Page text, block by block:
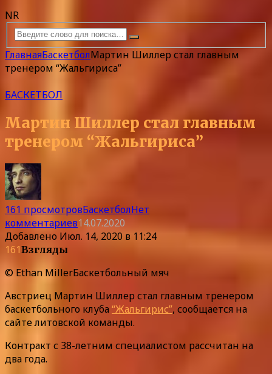
NR
ГлавнаяБаскетболМартин Шиллер стал главным
тренером “Жальгириса”
БАСКЕТБОЛ
Мартин Шиллер стал главным
тренером “Жальгириса”
161 просмотровБаскетболНет
комментариев14.07.2020
Добавлено Июл. 14, 2020 в 11:24
161Взгляды
© Ethan MillerБаскетбольный мяч
Австриец Мартин Шиллер стал главным тренером
баскетбольного клуба“Жальгирис”, сообщается на
сайте литовской команды.
Контракт с 38-летним специалистом рассчитан на
два года.